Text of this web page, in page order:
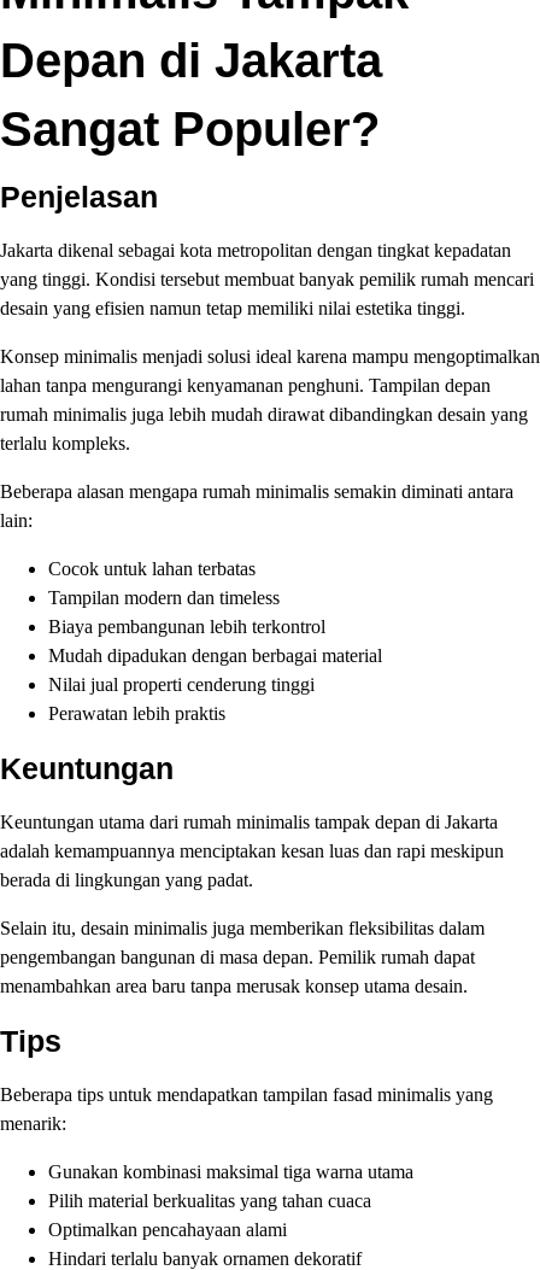
Depan di Jakarta
Sangat Populer?
Penjelasan
Jakarta dikenal sebagai kota metropolitan dengan tingkat kepadatan
yang tinggi. Kondisi tersebut membuat banyak pemilik rumah mencari
desain yang efisien namun tetap memiliki nilai estetika tinggi.
Konsep minimalis menjadi solusi ideal karena mampu mengoptimalkan
lahan tanpa mengurangi kenyamanan penghuni. Tampilan depan
rumah minimalis juga lebih mudah dirawat dibandingkan desain yang
terlalu kompleks.
Beberapa alasan mengapa rumah minimalis semakin diminati antara
lain:
Cocok untuk lahan terbatas
Tampilan modern dan timeless
Biaya pembangunan lebih terkontrol
Mudah dipadukan dengan berbagai material
Nilai jual properti cenderung tinggi
Perawatan lebih praktis
Keuntungan
Keuntungan utama dari rumah minimalis tampak depan di Jakarta
adalah kemampuannya menciptakan kesan luas dan rapi meskipun
berada di lingkungan yang padat.
Selain itu, desain minimalis juga memberikan fleksibilitas dalam
pengembangan bangunan di masa depan. Pemilik rumah dapat
menambahkan area baru tanpa merusak konsep utama desain.
Tips
Beberapa tips untuk mendapatkan tampilan fasad minimalis yang
menarik:
Gunakan kombinasi maksimal tiga warna utama
Pilih material berkualitas yang tahan cuaca
Optimalkan pencahayaan alami
Hindari terlalu banyak ornamen dekoratif